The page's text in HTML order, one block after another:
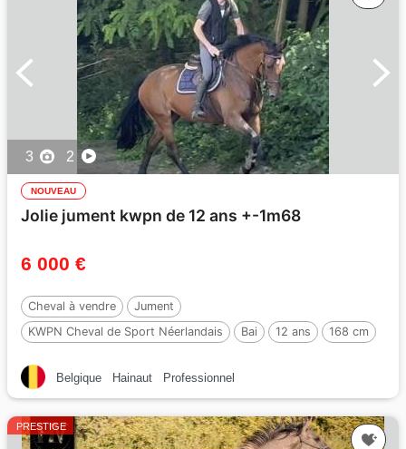
3 2
NOUVEAU
Jolie jument kwpn de 12 ans +-1m68
6 000 €
Cheval à vendre
Jument
KWPN Cheval de Sport Néerlandais
Bai 12 ans 168 cm
Belgique Hainaut Professionnel
PRESTIGE